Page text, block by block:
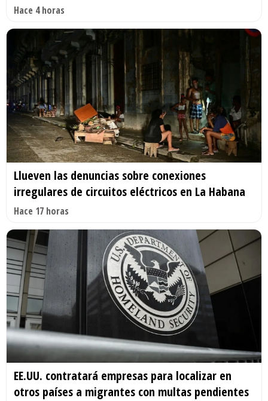
Hace 4 horas
Llueven las denuncias sobre conexiones
irregulares de circuitos eléctricos en La Habana
Hace 17 horas
EE.UU. contratará empresas para localizar en
otros países a migrantes con multas pendientes